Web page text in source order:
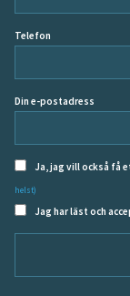
Telefon
Din e-postadress
Ja, jag vill också få
helst)
Jag har läst och